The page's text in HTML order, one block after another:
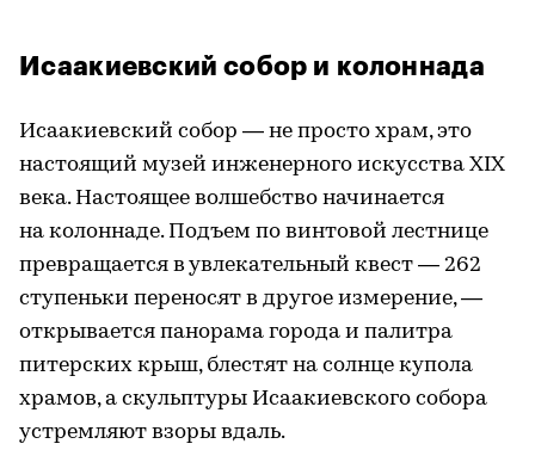
Исаакиевский собор и колоннада
Исаакиевский собор — не просто храм, это
настоящий музей инженерного искусства XIX
века. Настоящее волшебство начинается
на колоннаде. Подъем по винтовой лестнице
превращается в увлекательный квест — 262
ступеньки переносят в другое измерение, —
открывается панорама города и палитра
питерских крыш, блестят на солнце купола
храмов, а скульптуры Исаакиевского собора
устремляют взоры вдаль.